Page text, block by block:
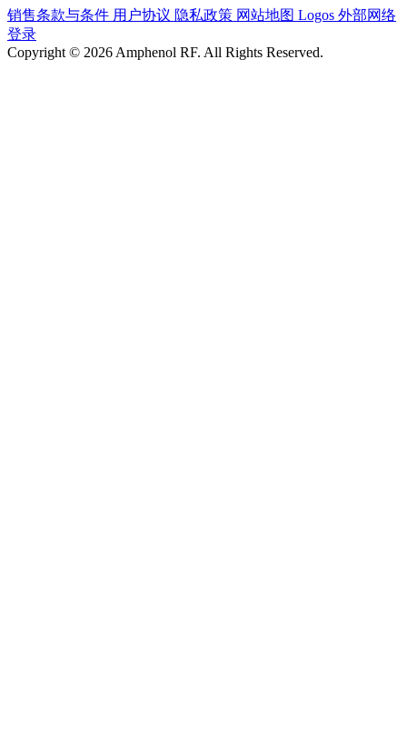
销售条款与条件 用户协议 隐私政策 网站地图 Logos 外部网络
登录
Copyright © 2026 Amphenol RF. All Rights Reserved.